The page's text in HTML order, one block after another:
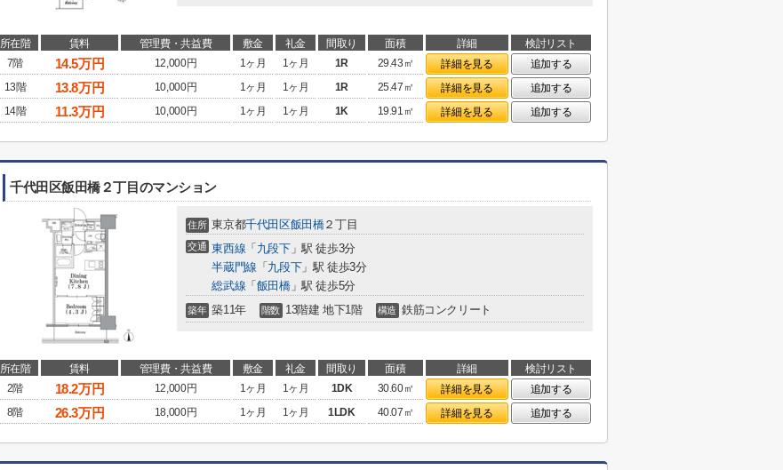
所在階 賃料 管理費・共益費 敷金 礼金 間取り 面積 詳細
検討リスト
7階
14.5万円 12,000円 1ヶ月 1ヶ月 1R 29.43㎡ 詳細を見る
追加する
13階
13.8万円 10,000円 1ヶ月 1ヶ月 1R 25.47㎡ 詳細を見る
追加する
14階
11.3万円 10,000円 1ヶ月 1ヶ月 1K 19.91㎡ 詳細を見る 追加する
千代田区飯田橋２丁目のマンション
住所 東京都千代田区飯田橋２丁目
交通 東西線 「 九段下」駅 徒歩3分
半蔵門線 「 九段下」駅 徒歩3分
総武線 「 飯田橋」駅 徒歩5分
築年 築11年 階数 13階建 地下1階 構造 鉄筋コンクリート
所在階 賃料 管理費・共益費 敷金 礼金 間取り 面積 詳細
検討リスト
2階
18.2万円 12,000円 1ヶ月 1ヶ月 1DK 30.60㎡ 詳細を見る
追加する
8階
26.3万円 18,000円 1ヶ月 1ヶ月 1LDK 40.07㎡ 詳細を見る 追加する